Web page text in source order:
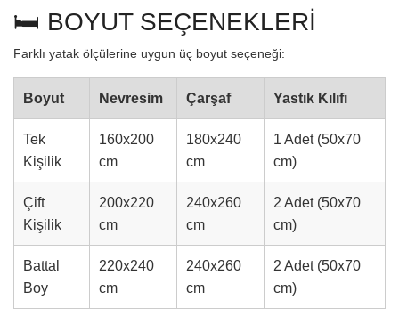
🛏️ BOYUT SEÇENEKLERİ
Farklı yatak ölçülerine uygun üç boyut seçeneği:
Boyut Nevresim Çarşaf Yastık Kılıfı
Tek
Kişilik
160x200
cm
180x240
cm
1 Adet (50x70
cm)
Çift
Kişilik
200x220
cm
240x260
cm
2 Adet (50x70
cm)
Battal
Boy
220x240
cm
240x260
cm
2 Adet (50x70
cm)